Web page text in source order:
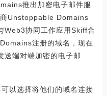
推出加密电子邮件服
Unstoppable Domains
Web3协同工作应用Skiff合
注册的域名，现在
送端对端加密的电子邮
以选择将他们的域名连接